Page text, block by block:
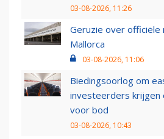
03-08-2026, 11:26
Geruzie over officiële
Mallorca
03-08-2026, 11:06
Biedingsoorlog om
investeerders krijgen
voor bod
03-08-2026, 10:43